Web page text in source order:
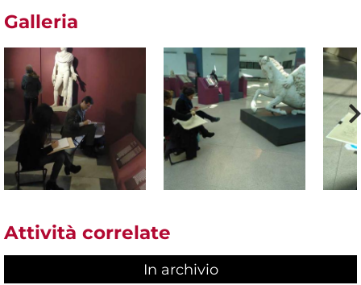
Galleria
Attività correlate
In archivio